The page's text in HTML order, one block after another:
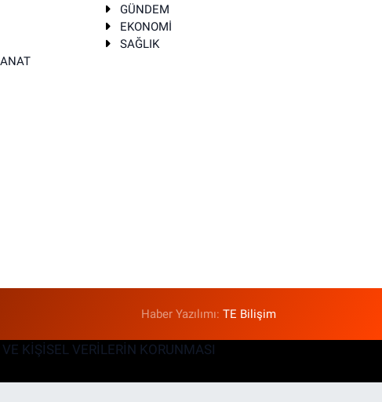
GÜNDEM
EKONOMİ
SAĞLIK
Haber Yazılımı:TE Bilişim
KİŞİSEL VERİLERİN KORUNMASI